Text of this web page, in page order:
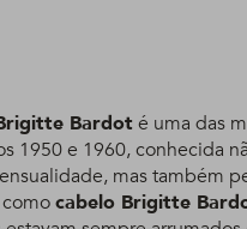
Bardot é uma das
1950 e 1960, conhecida
mas também
cabelo Brigitte